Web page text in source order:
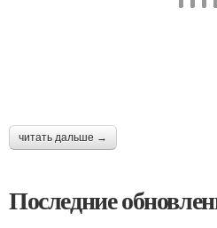
читать дальше →
Последние